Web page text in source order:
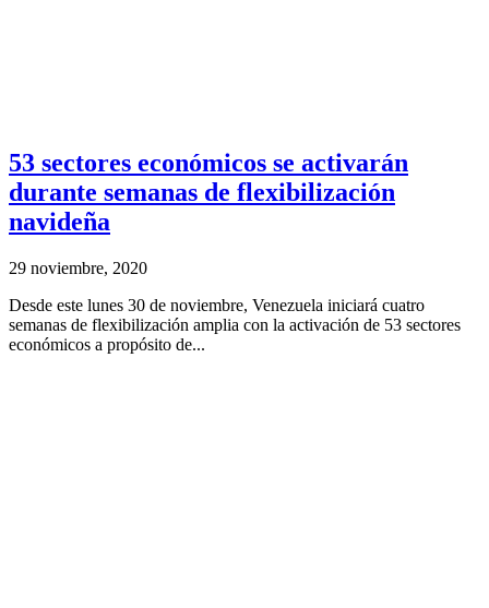
53 sectores económicos se activarán
durante semanas de flexibilización
navideña
29 noviembre, 2020
Desde este lunes 30 de noviembre, Venezuela iniciará cuatro
semanas de flexibilización amplia con la activación de 53 sectores
económicos a propósito de...